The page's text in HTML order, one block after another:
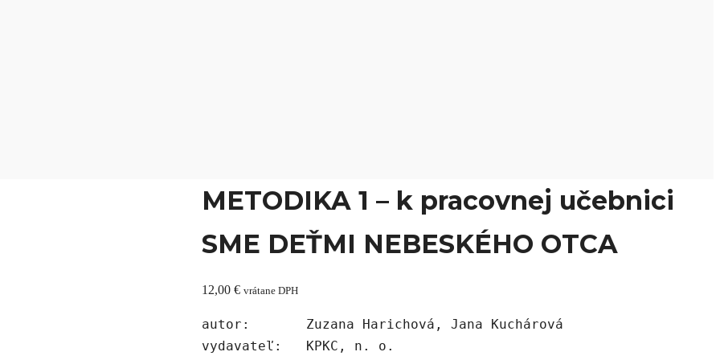
METODIKA 1 – k pracovnej učebnici
SME DEŤMI NEBESKÉHO OTCA
12,00 € vrátane DPH
autor:       Zuzana Harichová, Jana Kuchárová
vydavateľ:   KPKC, n. o.